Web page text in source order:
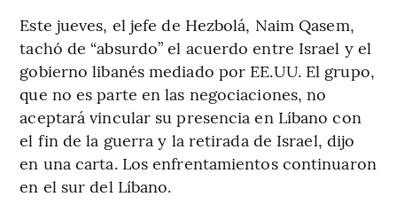
Este jueves, el jefe de Hezbolá, Naim Qasem,
tachó de “absurdo” el acuerdo entre Israel y el
gobierno libanés mediado por EE.UU. El grupo,
que no es parte en las negociaciones, no
aceptará vincular su presencia en Líbano con
el fin de la guerra y la retirada de Israel, dijo
en una carta. Los enfrentamientos continuaron
en el sur del Líbano.